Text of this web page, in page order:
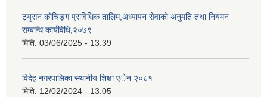
ट्युसन कोचिङ्ग प्राविधिक तालिम,अध्यापन सेवाको अनुमति तथा नियमन
सम्बन्धि कार्यविधि,२०७९
मिति: 03/06/2025 - 13:39
विदेह नगरपालिका स्थानीय शिक्षा एेन २०८१
मिति: 12/02/2024 - 13:05